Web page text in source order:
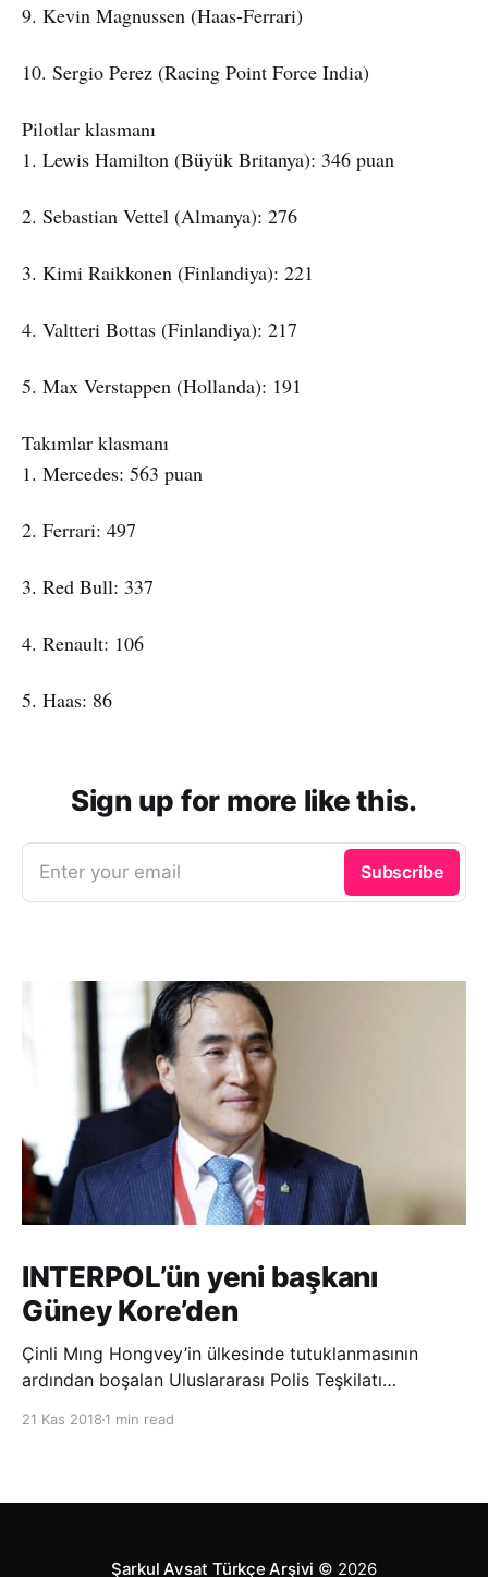
9. Kevin Magnussen (Haas-Ferrari)
10. Sergio Perez (Racing Point Force India)
Pilotlar klasmanı
1. Lewis Hamilton (Büyük Britanya): 346 puan
2. Sebastian Vettel (Almanya): 276
3. Kimi Raikkonen (Finlandiya): 221
4. Valtteri Bottas (Finlandiya): 217
5. Max Verstappen (Hollanda): 191
Takımlar klasmanı
1. Mercedes: 563 puan
2. Ferrari: 497
3. Red Bull: 337
4. Renault: 106
5. Haas: 86
Sign up for more like this.
Enter your email Subscribe
INTERPOL’ün yeni başkanı
Güney Kore’den
Çinli Mıng Hongvey’in ülkesinde tutuklanmasının
ardından boşalan Uluslararası Polis Teşkilatı
21 Kas 2018 1 min read
Şarkul Avsat Türkçe Arşivi © 2026